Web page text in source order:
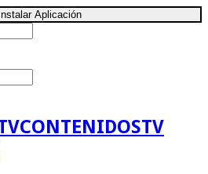
Instalar Aplicación
CONTENIDOSTV